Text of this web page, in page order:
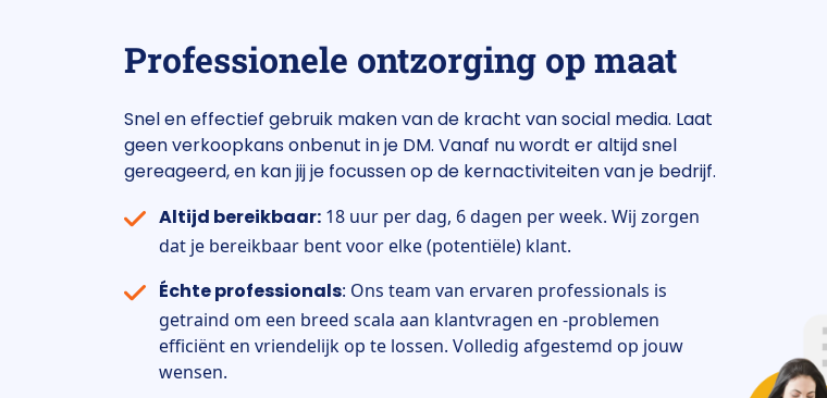
Professionele ontzorging op maat
Snel en effectief gebruik maken van de kracht van social media. Laat
geen verkoopkans onbenut in je DM. Vanaf nu wordt er altijd snel
gereageerd, en kan jij je focussen op de kernactiviteiten van je bedrijf.
Altijd bereikbaar: 18 uur per dag, 6 dagen per week. Wij zorgen
dat je bereikbaar bent voor elke (potentiële) klant.
Échte professionals: Ons team van ervaren professionals is
getraind om een breed scala aan klantvragen en -problemen
efficiënt en vriendelijk op te lossen. Volledig afgestemd op jouw
wensen.